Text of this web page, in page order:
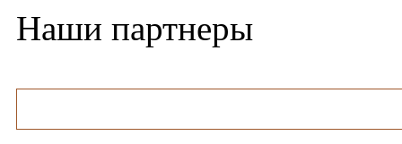
Наши партнеры